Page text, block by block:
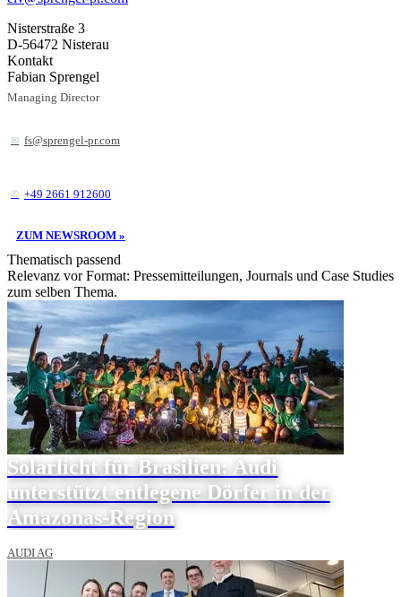
Nisterstraße 3
D-56472 Nisterau
Kontakt
Fabian Sprengel
Managing Director
fs@sprengel-pr.com
+49 2661 912600
ZUM NEWSROOM »
Thematisch passend
Relevanz vor Format: Pressemitteilungen, Journals und Case Studies
zum selben Thema.
Solarlicht für Brasilien: Audi
unterstützt entlegene Dörfer in der
Amazonas-Region
AUDI AG